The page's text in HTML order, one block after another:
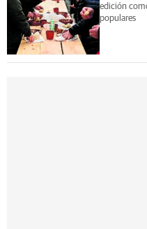
edición
populares